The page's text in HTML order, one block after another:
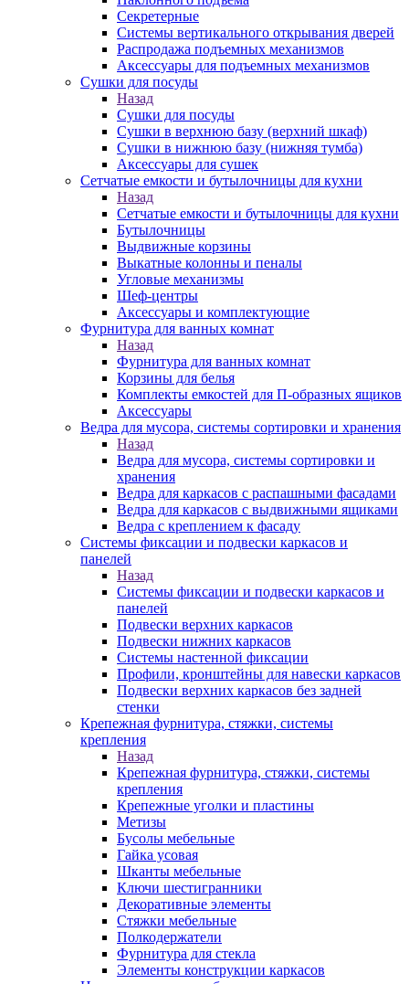
Секретерные
Системы вертикального открывания дверей
Распродажа подъемных механизмов
Аксессуары для подъемных механизмов
Сушки для посуды
Назад
Сушки для посуды
Сушки в верхнюю базу (верхний шкаф)
Сушки в нижнюю базу (нижняя тумба)
Аксессуары для сушек
Сетчатые емкости и бутылочницы для кухни
Назад
Сетчатые емкости и бутылочницы для кухни
Бутылочницы
Выдвижные корзины
Выкатные колонны и пеналы
Угловые механизмы
Шеф-центры
Аксессуары и комплектующие
Фурнитура для ванных комнат
Назад
Фурнитура для ванных комнат
Корзины для белья
Комплекты емкостей для П-образных ящиков
Аксессуары
Ведра для мусора, системы сортировки и хранения
Назад
Ведра для мусора, системы сортировки и
хранения
Ведра для каркасов с распашными фасадами
Ведра для каркасов с выдвижными ящиками
Ведра с креплением к фасаду
Системы фиксации и подвески каркасов и
панелей
Назад
Системы фиксации и подвески каркасов и
панелей
Подвески верхних каркасов
Подвески нижних каркасов
Системы настенной фиксации
Профили, кронштейны для навески каркасов
Подвески верхних каркасов без задней
стенки
Крепежная фурнитура, стяжки, системы
крепления
Назад
Крепежная фурнитура, стяжки, системы
крепления
Крепежные уголки и пластины
Метизы
Бусолы мебельные
Гайка усовая
Шканты мебельные
Ключи шестигранники
Декоративные элементы
Стяжки мебельные
Полкодержатели
Фурнитура для стекла
Элементы конструкции каркасов